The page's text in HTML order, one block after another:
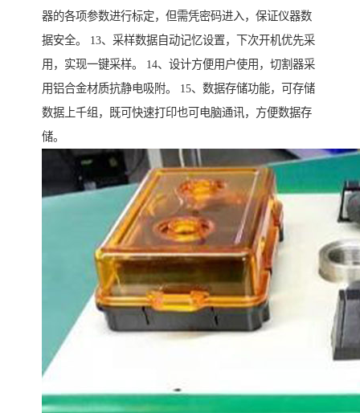
器的各项参数进行标定，但需凭密码进入，保证仪器数
据安全。 13、采样数据自动记忆设置，下次开机优先采
用，实现一键采样。 14、设计方便用户使用，切割器采
用铝合金材质抗静电吸附。 15、数据存储功能，可存储
数据上千组，既可快速打印也可电脑通讯，方便数据存
储。